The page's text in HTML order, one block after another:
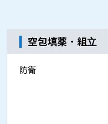
空包填薬・組立
防衛